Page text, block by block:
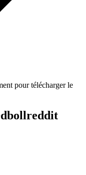
pour télécharger le